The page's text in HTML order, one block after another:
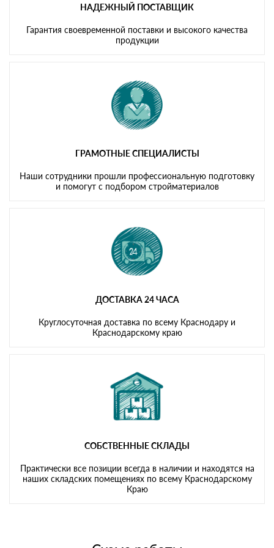
НАДЕЖНЫЙ ПОСТАВЩИК
Гарантия своевременной поставки и высокого качества
продукции
ГРАМОТНЫЕ СПЕЦИАЛИСТЫ
Наши сотрудники прошли профессиональную подготовку
и помогут с подбором стройматериалов
ДОСТАВКА 24 ЧАСА
Круглосуточная доставка по всему Краснодару и
Краснодарскому краю
СОБСТВЕННЫЕ СКЛАДЫ
Практически все позиции всегда в наличии и находятся на
наших складских помещениях по всему Краснодарскому
Краю